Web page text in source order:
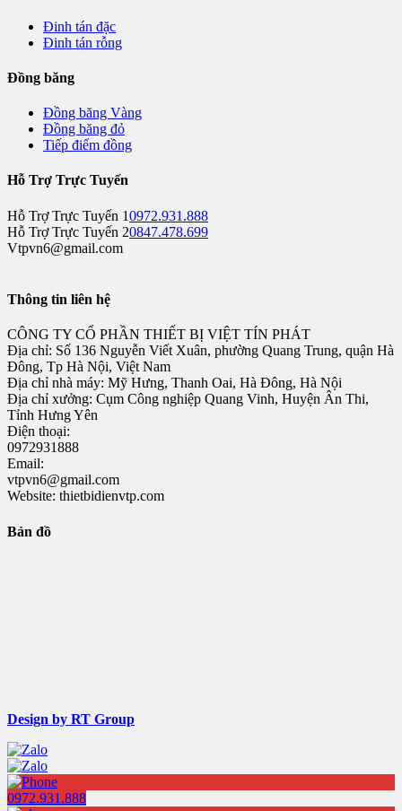
Đinh tán đặc
Đinh tán rỗng
Đồng băng
Đồng băng Vàng
Đồng băng đỏ
Tiếp điểm đồng
Hỗ Trợ Trực Tuyến
Hỗ Trợ Trực Tuyến 10972.931.888
Hỗ Trợ Trực Tuyến 20847.478.699
Vtpvn6@gmail.com
Thông tin liên hệ
CÔNG TY CỔ PHẦN THIẾT BỊ VIỆT TÍN PHÁT
Địa chỉ: Số 136 Nguyễn Viết Xuân, phường Quang Trung, quận Hà
Đông, Tp Hà Nội, Việt Nam
Địa chỉ nhà máy: Mỹ Hưng, Thanh Oai, Hà Đông, Hà Nội
Địa chỉ xưởng: Cụm Công nghiệp Quang Vinh, Huyện Ân Thi,
Tỉnh Hưng Yên
Điện thoại:
0972931888
Email:
vtpvn6@gmail.com
Website: thietbidienvtp.com
Bản đồ
Design by RT Group
0972.931.888